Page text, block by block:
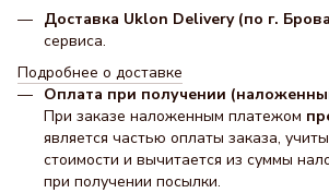
Доставка Uklon Delivery (по г.
сервиса.
Подробнее о доставке
Оплата при получении
При заказе наложенным платежом
является частью оплаты заказа,
стоимости и вычитается из суммы
при получении посылки.